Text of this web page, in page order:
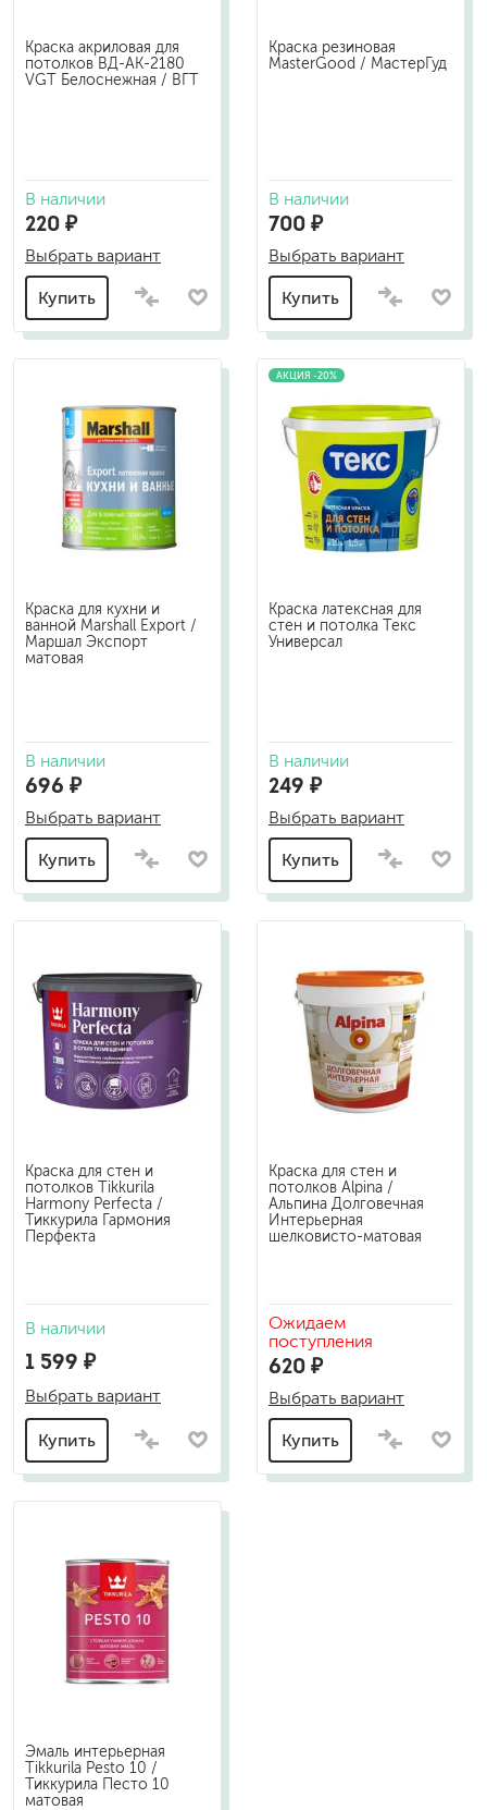
Краска акриловая для
потолков ВД-АК-2180
VGT Белоснежная / ВГТ
В наличии
220 ₽
Выбрать вариант
Купить
Краска резиновая
MasterGood / МастерГуд
В наличии
700 ₽
Выбрать вариант
Купить
Краска для кухни и
ванной Marshall Export /
Маршал Экспорт
матовая
В наличии
696 ₽
Выбрать вариант
Купить
АКЦИЯ -20%
Краска латексная для
стен и потолка Текс
Универсал
В наличии
249 ₽
Выбрать вариант
Купить
Краска для стен и
потолков Tikkurila
Harmony Perfecta /
Тиккурила Гармония
Перфекта
В наличии
1 599 ₽
Выбрать вариант
Купить
Краска для стен и
потолков Alpina /
Альпина Долговечная
Интерьерная
шелковисто-матовая
Ожидаем
поступления
620 ₽
Выбрать вариант
Купить
Эмаль интерьерная
Tikkurila Pesto 10 /
Тиккурила Песто 10
матовая